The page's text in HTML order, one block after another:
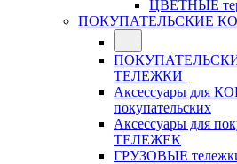
ЦВЕТНЫЕ
ПОКУПАТЕЛЬСКИЕ
ТЕЛЕЖКИ
Аксессуары для
покупательских
Аксессуары для
ТЕЛЕЖЕК
ГРУЗОВЫЕ